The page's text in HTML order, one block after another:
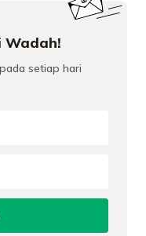
Wadah!
setiap hari